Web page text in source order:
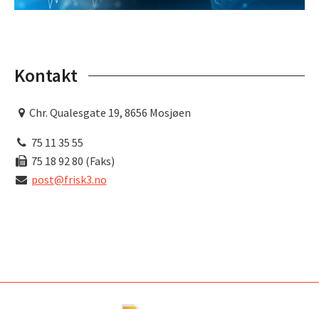
Kontakt
Chr. Qualesgate 19, 8656 Mosjøen
75 11 35 55
75 18 92 80 (Faks)
post@frisk3.no